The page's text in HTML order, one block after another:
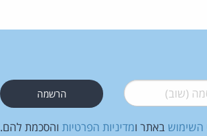
(שוב)*
השימוש באתר ומדיניות הפרטיות והסכמת להם.